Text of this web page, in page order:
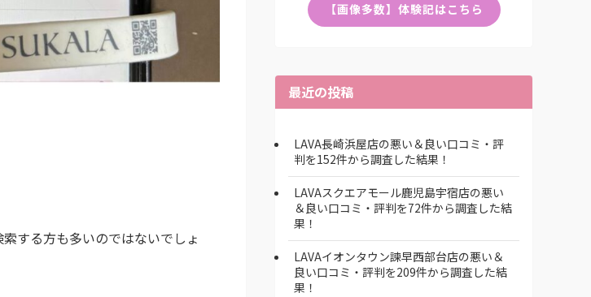
する方も多いのではないでしょ
【画像多数】体験記はこちら
最近の投稿
LAVA長崎浜屋店の悪い＆良い口コミ・評
判を152件から調査した結果！
LAVAスクエアモール鹿児島宇宿店の悪い
＆良い口コミ・評判を72件から調査した結
果！
LAVAイオンタウン諫早西部台店の悪い＆
良い口コミ・評判を209件から調査した結
果！